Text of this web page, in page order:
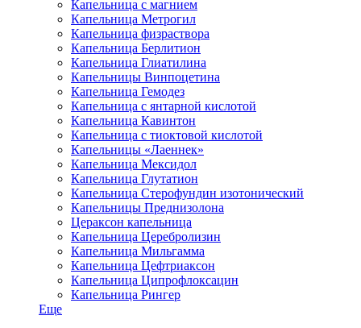
Капельница с магнием
Капельница Метрогил
Капельница физраствора
Капельница Берлитион
Капельница Глиатилина
Капельницы Винпоцетина
Капельница Гемодез
Капельница с янтарной кислотой
Капельница Кавинтон
Капельница с тиоктовой кислотой
Капельницы «Лаеннек»
Капельница Мексидол
Капельница Глутатион
Капельница Стерофундин изотонический
Капельницы Преднизолона
Цераксон капельница
Капельница Церебролизин
Капельница Мильгамма
Капельница Цефтриаксон
Капельница Ципрофлоксацин
Капельница Рингер
Еще